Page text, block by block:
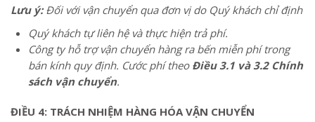
Lưu ý:Đối với vận chuyển qua đơn vị do Quý khách chỉ định
Quý khách tự liên hệ và thực hiện trả phí.
Công ty hỗ trợ vận chuyển hàng ra bến miễn phí trong
bán kính quy định. Cước phí theo Điều 3.1 và 3.2 Chính
sách vận chuyển.
ĐIỀU 4: TRÁCH NHIỆM HÀNG HÓA VẬN CHUYỂN